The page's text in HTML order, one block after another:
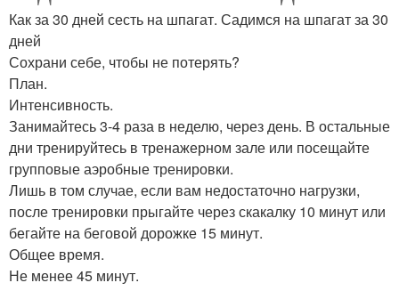
Как за 30 дней сесть на шпагат. Садимся на шпагат за 30
дней
Сохрани себе, чтобы не потерять?
План.
Интенсивность.
Занимайтесь 3-4 раза в неделю, через день. В остальные
дни тренируйтесь в тренажерном зале или посещайте
групповые аэробные тренировки.
Лишь в том случае, если вам недостаточно нагрузки,
после тренировки прыгайте через скакалку 10 минут или
бегайте на беговой дорожке 15 минут.
Общее время.
Не менее 45 минут.